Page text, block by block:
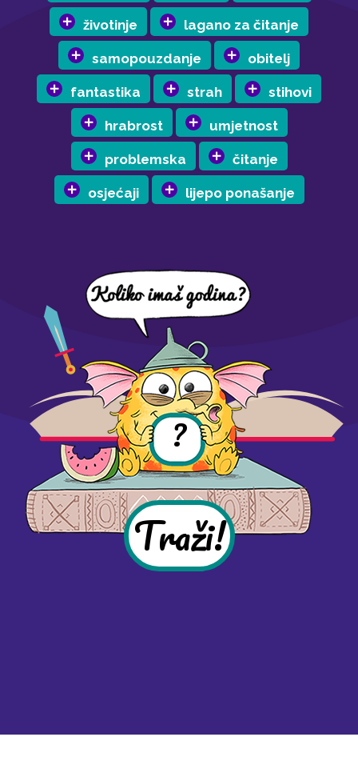
životinje lagano za čitanje
samopouzdanje obitelj
fantastika strah stihovi
hrabrost umjetnost
problemska čitanje
osjećaji lijepo ponašanje
Traži!